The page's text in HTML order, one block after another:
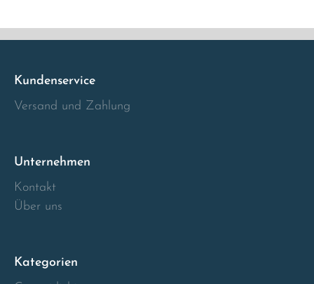
Kundenservice
Versand und Zahlung
Unternehmen
Kontakt
Über uns
Kategorien
Luxembourg
Macedonia
Montenegro